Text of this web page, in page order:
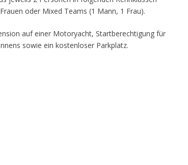
oder Mixed Teams (1 Mann, 1 Frau).
auf einer Motoryacht, Startberechtigung für
sowie ein kostenloser Parkplatz.